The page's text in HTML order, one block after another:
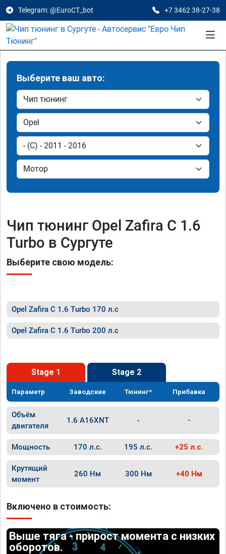
Telegram: @EuroCT_bot +7 3462 38-27-38
Выберите ваш авто:
Чип тюнинг Opel Zafira C 1.6
Turbo в Сургуте
Выберите свою модель:
Opel Zafira C 1.6 Turbo 170 л.с
Opel Zafira C 1.6 Turbo 200 л.с
Stage 1 Stage 2
Параметр Заводские Тюнинг* Прибавка
Объём
двигателя
1.6 A16XNT - -
Мощность 170 л.с. 195 л.с. +25 л.с.
Крутящий
момент
260 Нм 300 Нм +40 Нм
Включено в стоимость:
Выше тяга - прирост момента с низких
оборотов.